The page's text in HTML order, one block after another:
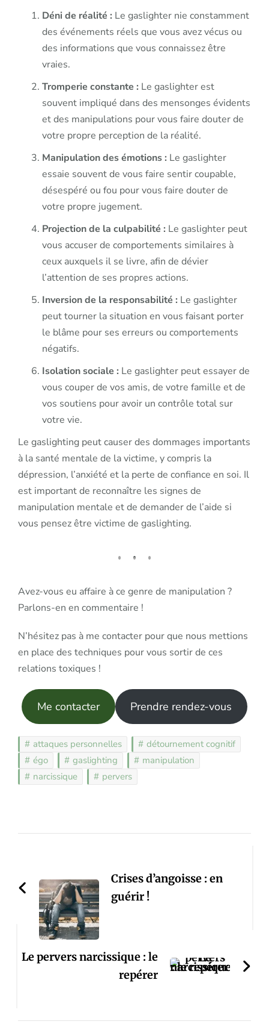
Déni de réalité : Le gaslighter nie constamment
des événements réels que vous avez vécus ou
des informations que vous connaissez être
vraies.
Tromperie constante : Le gaslighter est
souvent impliqué dans des mensonges évidents
et des manipulations pour vous faire douter de
votre propre perception de la réalité.
Manipulation des émotions : Le gaslighter
essaie souvent de vous faire sentir coupable,
désespéré ou fou pour vous faire douter de
votre propre jugement.
Projection de la culpabilité : Le gaslighter peut
vous accuser de comportements similaires à
ceux auxquels il se livre, afin de dévier
l’attention de ses propres actions.
Inversion de la responsabilité : Le gaslighter
peut tourner la situation en vous faisant porter
le blâme pour ses erreurs ou comportements
négatifs.
Isolation sociale : Le gaslighter peut essayer de
vous couper de vos amis, de votre famille et de
vos soutiens pour avoir un contrôle total sur
votre vie.
Le gaslighting peut causer des dommages importants
à la santé mentale de la victime, y compris la
dépression, l’anxiété et la perte de confiance en soi. Il
est important de reconnaître les signes de
manipulation mentale et de demander de l’aide si
vous pensez être victime de gaslighting.
Avez-vous eu affaire à ce genre de manipulation ?
Parlons-en en commentaire !
N’hésitez pas à me contacter pour que nous mettions
en place des techniques pour vous sortir de ces
relations toxiques !
Me contacter Prendre rendez-vous
attaques personnelles
détournement cognitif
égo
gaslighting
manipulation
narcissique
pervers
Crises d’angoisse : en
guérir !
Le pervers narcissique : le
repérer